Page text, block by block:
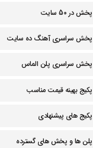
پخش در 50 سایت
پخش سراسری آهنگ ده سایت
پخش سراسری پلن الماس
پکیج بهینه قیمت مناسب
پکیج های پیشنهادی
پلن ها و پخش های گسترده